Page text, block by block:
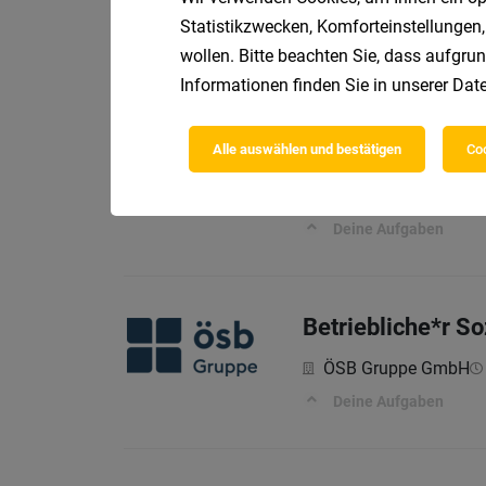
MPREIS
Profil
Mitarbeiter
Deine Aufgaben
Betriebliche*r
ÖSB Gruppe GmbH
Deine Aufgaben
Statistikzwecken,
wollen. Bitte beachten Sie, dass
Informationen finden Sie in unserer
Alle auswählen und bestätigen